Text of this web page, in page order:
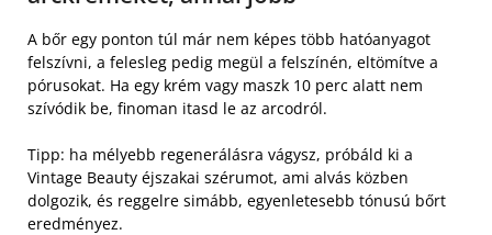
A bőr egy ponton túl már nem képes több hatóanyagot
felszívni, a felesleg pedig megül a felszínén, eltömítve a
pórusokat. Ha egy krém vagy maszk 10 perc alatt nem
szívódik be, finoman itasd le az arcodról.
Tipp: ha mélyebb regenerálásra vágysz, próbáld ki a
Vintage Beauty éjszakai szérumot, ami alvás közben
dolgozik, és reggelre simább, egyenletesebb tónusú bőrt
eredményez.